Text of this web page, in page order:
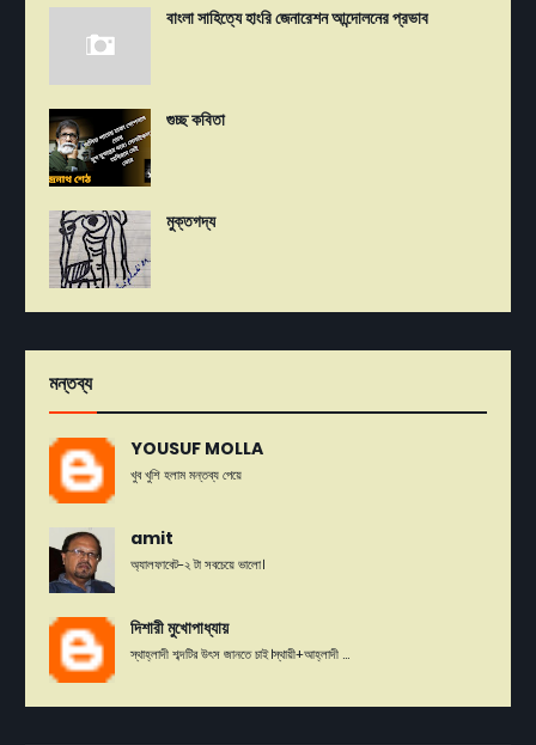
বাংলা সাহিত্যে হাংরি জেনারেশন আন্দোলনের প্রভাব
গুচ্ছ কবিতা
মুক্তগদ্য
মন্তব্য
YOUSUF MOLLA
খুব খুশি হলাম মন্তব্য পেয়ে
amit
অ্যালফাবেট-২ টা সবচেয়ে ভালো।
দিশারী মুখোপাধ্যায়
স্থাহ্লাদী শব্দটির উৎস জানতে চাই।স্থায়ী+আহ্লাদী ...